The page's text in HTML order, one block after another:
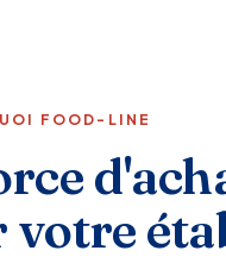
FOOD-LINE
votre